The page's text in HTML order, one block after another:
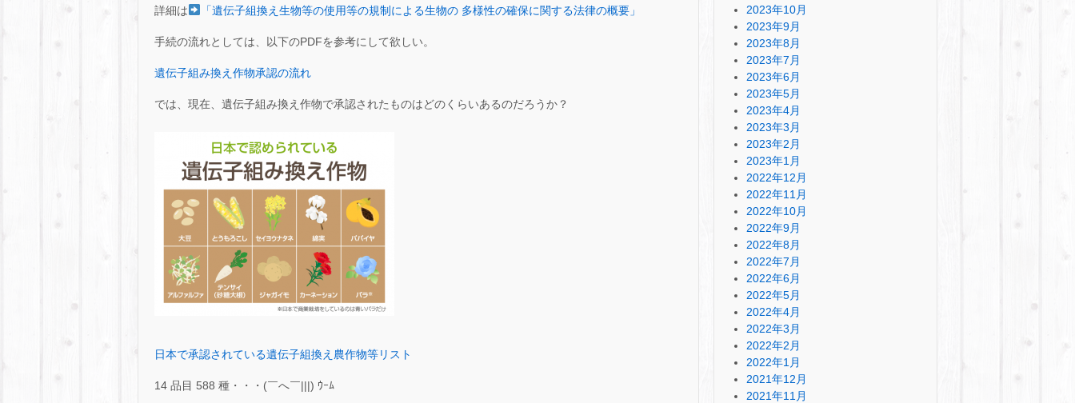
詳細は 「遺伝子組換え生物等の使用等の規制による生物の 多様性の確保に関する法律の概要」
手続の流れとしては、以下のPDFを参考にして欲しい。
遺伝子組み換え作物承認の流れ
では、現在、遺伝子組み換え作物で承認されたものはどのくらいあるのだろうか？
日本で承認されている遺伝子組換え農作物等リスト
14 品目 588 種・・・(￣へ￣|||) ｳｰﾑ
2023年10月
2023年9月
2023年8月
2023年7月
2023年6月
2023年5月
2023年4月
2023年3月
2023年2月
2023年1月
2022年12月
2022年11月
2022年10月
2022年9月
2022年8月
2022年7月
2022年6月
2022年5月
2022年4月
2022年3月
2022年2月
2022年1月
2021年12月
2021年11月